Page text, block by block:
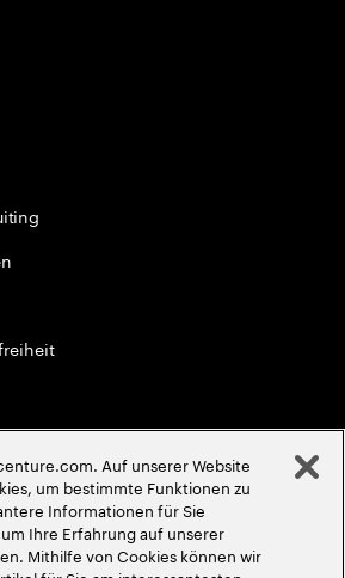
vorbehalten
Auf unserer Website
um bestimmte Funktionen zu
Informationen für Sie
Ihre Erfahrung auf unserer
Mithilfe von Cookies können wir